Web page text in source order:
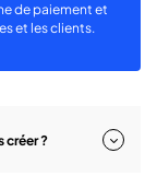
de paiement et
et les clients.
créer ?